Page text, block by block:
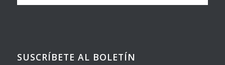
SUSCRÍBETE AL BOLETÍN